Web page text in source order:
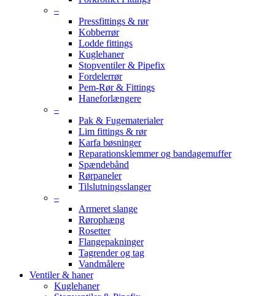
–
Pressfittings & rør
Kobberrør
Lodde fittings
Kuglehaner
Stopventiler & Pipefix
Fordelerrør
Pem-Rør & Fittings
Haneforlængere
–
Pak & Fugematerialer
Lim fittings & rør
Karfa bøsninger
Reparationsklemmer og bandagemuffer
Spændebånd
Rørpaneler
Tilslutningsslanger
–
Armeret slange
Rørophæng
Rosetter
Flangepakninger
Tagrender og tag
Vandmålere
Ventiler & haner
Kuglehaner